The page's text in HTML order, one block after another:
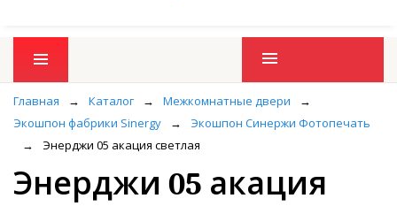
Промо товары
Главная → Каталог → Межкомнатные двери
→
Экошпон фабрики Sinergy
→
Экошпон Синержи Фотопечать
→
Энерджи 05 акация светлая
Энерджи 05 акация